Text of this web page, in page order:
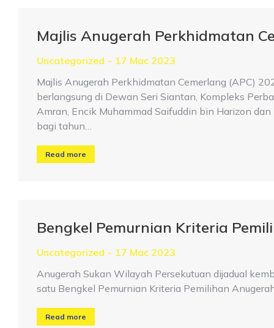
Majlis Anugerah Perkhidmatan
Uncategorized
17 Mac 2023
Majlis Anugerah Perkhidmatan Cemerlang (APC)
berlangsung di Dewan Seri Siantan, Kompleks
Amran, Encik Muhammad Saifuddin bin Harizon
bagi tahun…
Read more
Bengkel Pemurnian Kriteria
Uncategorized
17 Mac 2023
Anugerah Sukan Wilayah Persekutuan dijadual
satu Bengkel Pemurnian Kriteria Pemilihan
Read more